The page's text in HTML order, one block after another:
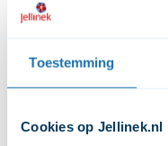
Toestemming
Cookies op Jellinek.nl
drie verschillende